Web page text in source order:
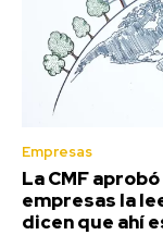
Empresas
La CMF aprobó
empresas la
dicen que ahí